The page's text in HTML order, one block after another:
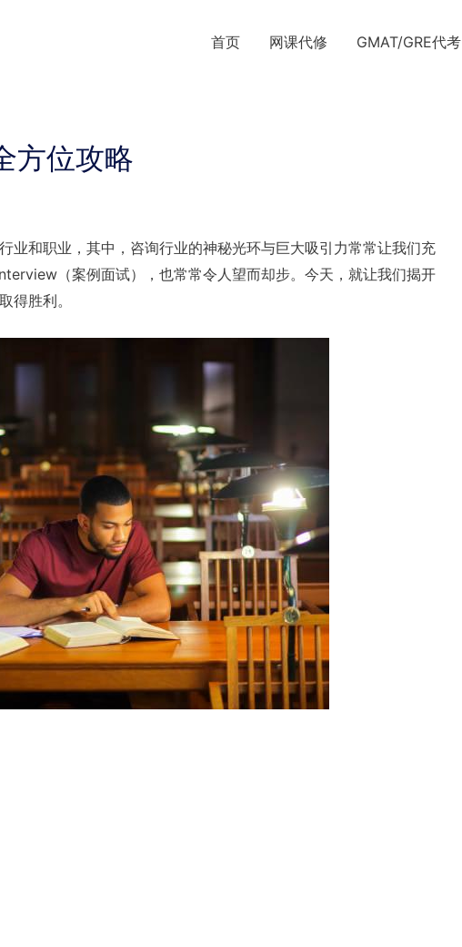
首页 网课代修 GMAT/GRE代考
方位攻略
业和职业，其中，咨询行业的神秘光环与巨大吸引力常常让我们充
（案例面试），也常常令人望而却步。今天，就让我们揭开
得胜利。